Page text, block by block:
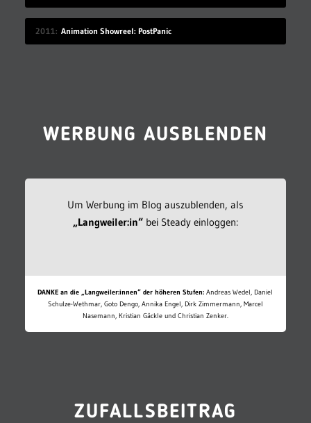
2011 Animation Showreel: PostPanic
WERBUNG AUSBLENDEN
Um Werbung im Blog auszublenden, als
„Langweiler:in“bei Steady einloggen:
DANKE an die „Langweiler:innen“ der höheren Stufen: Andreas Wedel, Daniel
Schulze-Wethmar, Goto Dengo, Annika Engel, Dirk Zimmermann, Marcel
Nasemann, Kristian Gäckle und Christian Zenker.
ZUFALLSBEITRAG